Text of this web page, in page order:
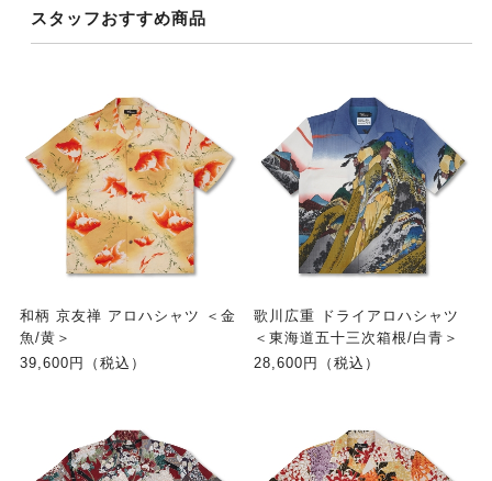
スタッフおすすめ商品
和柄 京友禅 アロハシャツ ＜金
魚/黄＞
39,600円（税込）
歌川広重 ドライアロハシャツ
＜東海道五十三次箱根/白青＞
28,600円（税込）